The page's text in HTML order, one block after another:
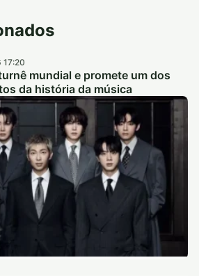
mundial e promete um dos
da história da música